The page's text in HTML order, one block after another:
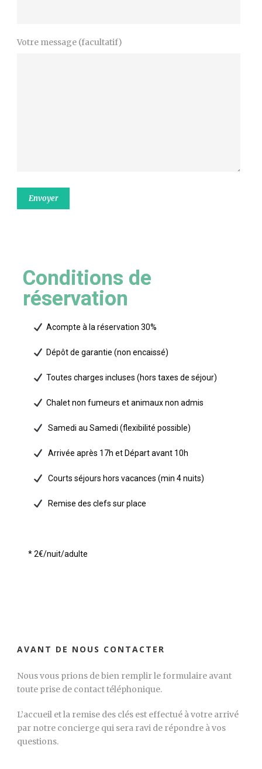
Votre message (facultatif)
Conditions de
réservation
Acompte à la réservation 30%
Dépôt de garantie (non encaissé)
Toutes charges incluses (hors taxes de séjour)
Chalet non fumeurs et animaux non admis
Samedi au Samedi (flexibilité possible)
Arrivée après 17h et Départ avant 10h
Courts séjours hors vacances (min 4 nuits)
Remise des clefs sur place
* 2€/nuit/adulte
AVANT DE NOUS CONTACTER
Nous vous prions de bien remplir le formulaire avant
toute prise de contact téléphonique.
L’accueil et la remise des clés est effectué à votre arrivé
par notre concierge qui sera ravi de répondre à vos
questions.